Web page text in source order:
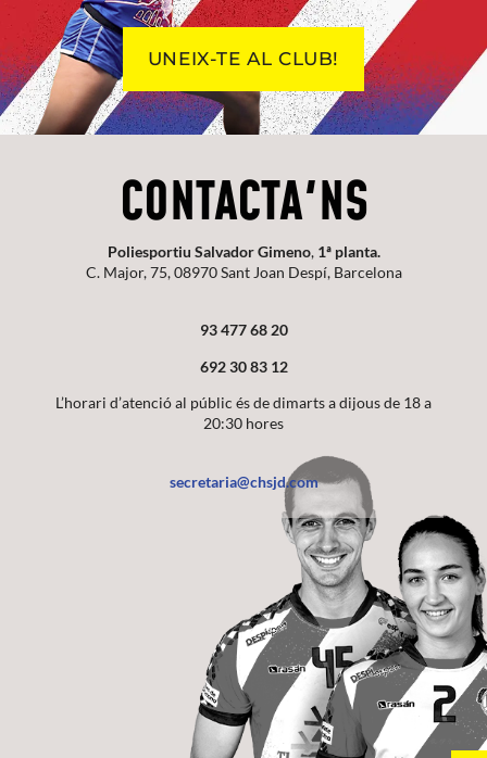
UNEIX-TE AL CLUB!
CONTACTA'NS
Poliesportiu Salvador Gimeno, 1ª planta.
C. Major, 75, 08970 Sant Joan Despí, Barcelona
93 477 68 20
692 30 83 12
L’horari d’atenció al públic és de dimarts a dijous de 18 a
20:30 hores
secretaria@chsjd.com